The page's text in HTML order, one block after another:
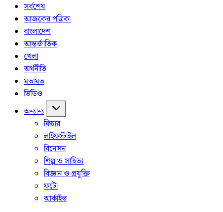
সর্বশেষ
আজকের পত্রিকা
বাংলাদেশ
আন্তর্জাতিক
খেলা
অর্থনীতি
মতামত
ভিডিও
অন্যান্য
ফিচার
লাইফস্টাইল
বিনোদন
শিল্প ও সাহিত্য
বিজ্ঞান ও প্রযুক্তি
ফটো
আর্কাইভ